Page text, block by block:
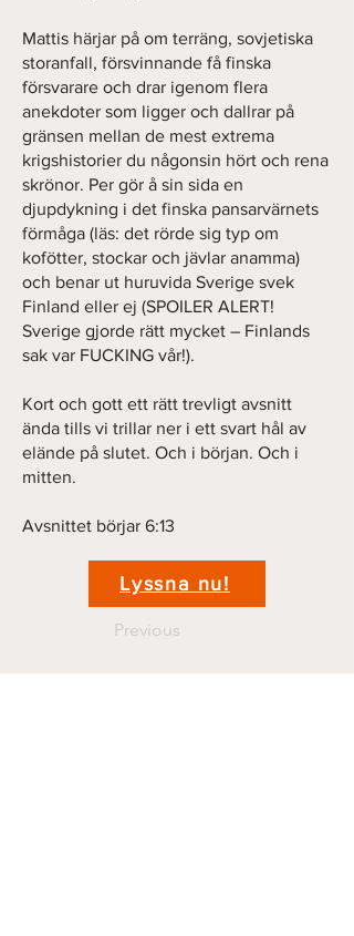
Mattis härjar på om terräng, sovjetiska
storanfall, försvinnande få finska
försvarare och drar igenom flera
anekdoter som ligger och dallrar på
gränsen mellan de mest extrema
krigshistorier du någonsin hört och rena
skrönor. Per gör å sin sida en
djupdykning i det finska pansarvärnets
förmåga (läs: det rörde sig typ om
kofötter, stockar och jävlar anamma)
och benar ut huruvida Sverige svek
Finland eller ej (SPOILER ALERT!
Sverige gjorde rätt mycket – Finlands
sak var FUCKING vår!).
Kort och gott ett rätt trevligt avsnitt
ända tills vi trillar ner i ett svart hål av
elände på slutet. Och i början. Och i
mitten.
Avsnittet börjar 6:13
Lyssna nu!
Previous